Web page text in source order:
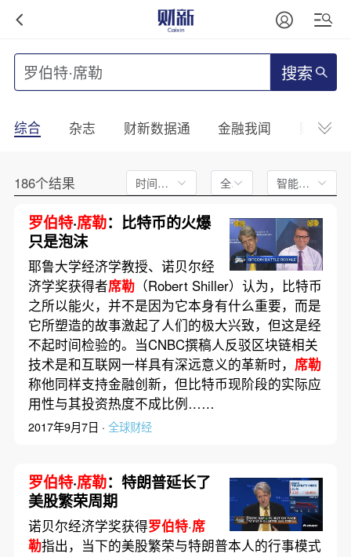
搜索
综合 杂志 财新数据通 金融我闻 财新
186个结果 时间不限 全文 智能排序
罗伯特·席勒：比特币的火爆
只是泡沫
耶鲁大学经济学教授、诺贝尔经
济学奖获得者席勒（Robert Shiller）认为，比特币
之所以能火，并不是因为它本身有什么重要，而是
它所塑造的故事激起了人们的极大兴致，但这是经
不起时间检验的。当CNBC撰稿人反驳区块链相关
技术是和互联网一样具有深远意义的革新时， 席勒
称他同样支持金融创新，但比特币现阶段的实际应
用性与其投资热度不成比例……
2017年9月7日 · 全球财经
罗伯特·席勒：特朗普延长了
美股繁荣周期
诺贝尔经济学奖获得罗伯特·席
勒指出，当下的美股繁荣与特朗普本人的行事模式